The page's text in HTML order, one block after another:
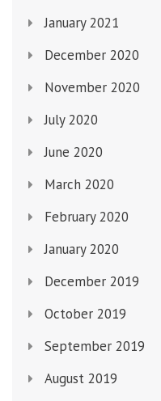
January 2021
December 2020
November 2020
July 2020
June 2020
March 2020
February 2020
January 2020
December 2019
October 2019
September 2019
August 2019